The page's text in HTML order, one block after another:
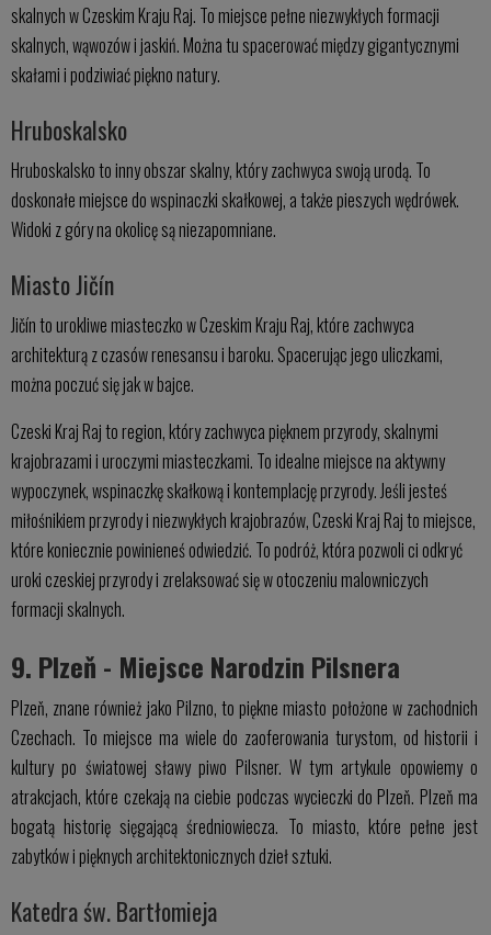
skalnych w Czeskim Kraju Raj. To miejsce pełne niezwykłych formacji
skalnych, wąwozów i jaskiń. Można tu spacerować między gigantycznymi
skałami i podziwiać piękno natury.
Hruboskalsko
Hruboskalsko to inny obszar skalny, który zachwyca swoją urodą. To
doskonałe miejsce do wspinaczki skałkowej, a także pieszych wędrówek.
Widoki z góry na okolicę są niezapomniane.
Miasto Jičín
Jičín to urokliwe miasteczko w Czeskim Kraju Raj, które zachwyca
architekturą z czasów renesansu i baroku. Spacerując jego uliczkami,
można poczuć się jak w bajce.
Czeski Kraj Raj to region, który zachwyca pięknem przyrody, skalnymi
krajobrazami i uroczymi miasteczkami. To idealne miejsce na aktywny
wypoczynek, wspinaczkę skałkową i kontemplację przyrody. Jeśli jesteś
miłośnikiem przyrody i niezwykłych krajobrazów, Czeski Kraj Raj to miejsce,
które koniecznie powinieneś odwiedzić. To podróż, która pozwoli ci odkryć
uroki czeskiej przyrody i zrelaksować się w otoczeniu malowniczych
formacji skalnych.
9. Plzeň - Miejsce Narodzin Pilsnera
Plzeň, znane również jako Pilzno, to piękne miasto położone w zachodnich
Czechach. To miejsce ma wiele do zaoferowania turystom, od historii i
kultury po światowej sławy piwo Pilsner. W tym artykule opowiemy o
atrakcjach, które czekają na ciebie podczas wycieczki do Plzeň. Plzeň ma
bogatą historię sięgającą średniowiecza. To miasto, które pełne jest
zabytków i pięknych architektonicznych dzieł sztuki.
Katedra św. Bartłomieja